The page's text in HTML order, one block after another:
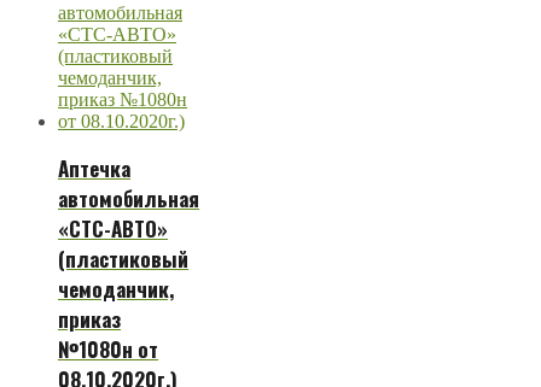
Аптечка
автомобильная
«СТС-АВТО»
(пластиковый
чемоданчик,
приказ
№1080н от
08.10.2020г.)